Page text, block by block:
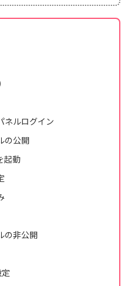
ネルログイン
の公開
起動
の非公開